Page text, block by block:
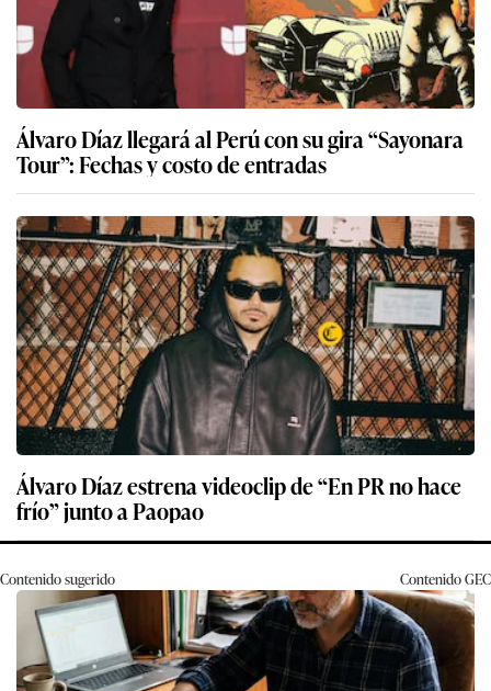
Álvaro Díaz llegará al Perú con su gira “Sayonara
Tour”: Fechas y costo de entradas
Álvaro Díaz estrena videoclip de “En PR no hace
frío” junto a Paopao
Contenido sugerido ContenidoGEC